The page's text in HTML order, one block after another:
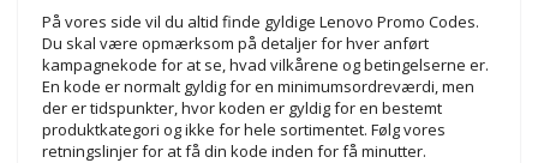
På vores side vil du altid finde gyldige Lenovo Promo Codes.
Du skal være opmærksom på detaljer for hver anført
kampagnekode for at se, hvad vilkårene og betingelserne er.
En kode er normalt gyldig for en minimumsordreværdi, men
der er tidspunkter, hvor koden er gyldig for en bestemt
produktkategori og ikke for hele sortimentet. Følg vores
retningslinjer for at få din kode inden for få minutter.